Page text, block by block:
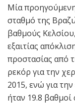
Μία
σταθμό της
βαθμούς
εξαιτίας
προστασίας από
ρεκόρ για την
2015, ενώ για
ήταν 19.8